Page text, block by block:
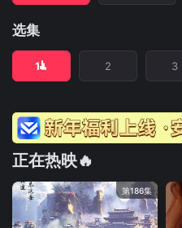
选集
1 2 3
正在热映🔥
第186集